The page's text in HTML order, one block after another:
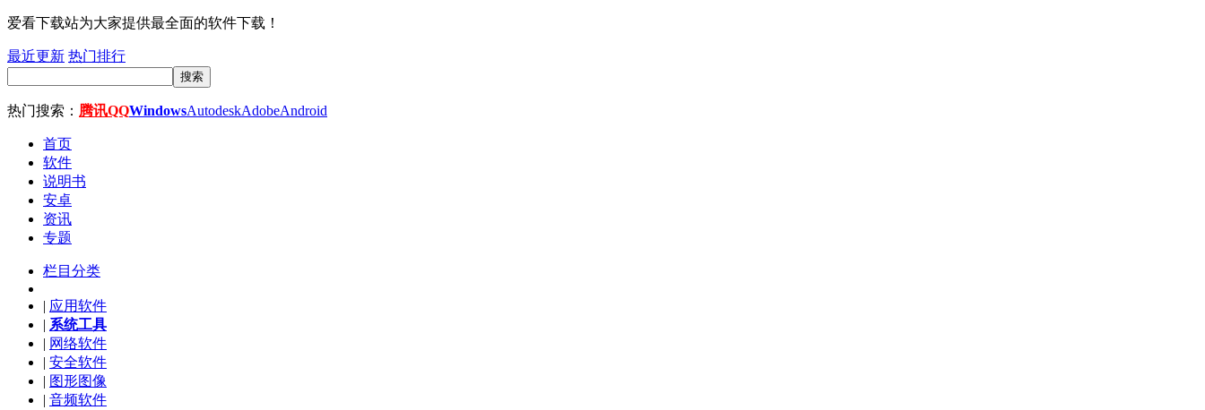
爱看下载站为大家提供最全面的软件下载！
最近更新 热门排行
搜索
热门搜索： 腾讯QQWindowsAutodeskAdobeAndroid
首页
软件
说明书
安卓
资讯
专题
栏目分类
| 应用软件
| 系统工具
| 网络软件
| 安全软件
| 图形图像
| 音频软件